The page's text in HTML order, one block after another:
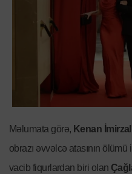
Məlumata görə, Kenan
obrazı əvvəlcə atasının ölümü
vacib fiqurlardan biri olan